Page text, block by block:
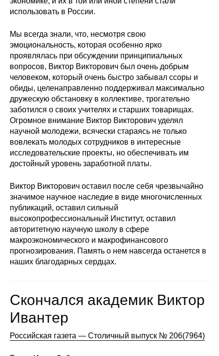
Краткосрочный прогноз
производства
Российская Система Климатического
Мониторинга
Центр «Климатическая политика и
экономика России»
Образование и карьера
Кафедра МФТИ
Аспирантура
Об аспирантуре
Поступление
Диссертационный совет
О совете
использовать в России.
Мы всегда знали, что, несмотря свою
эмоциональность, которая особенно ярко
проявлялась при обсуждении принципиальных
вопросов, Виктор Викторович был очень добрым
человеком, который очень быстро забывал ссоры и
обиды, целенаправленно поддерживал максимально
дружескую обстановку в коллективе, трогательно
заботился о своих учителях и старших товарищах.
Огромное внимание Виктор Викторович уделял
научной молодежи, всячески стараясь не только
вовлекать молодых сотрудников в интересные
исследовательские проекты, но обеспечивать им
достойный уровень заработной платы.
Виктор Викторович оставил после себя чрезвычайно
значимое научное наследие в виде многочисленных
публикаций, оставил сильный
высокопрофессиональный Институт, оставил
авторитетную научную школу в сфере
макроэкономического и макрофинансового
прогнозирования. Память о нем навсегда останется в
наших благодарных сердцах.
Скончался академик Виктор
Ивантер
Российская газета — Столичный выпуск № 206(7964)